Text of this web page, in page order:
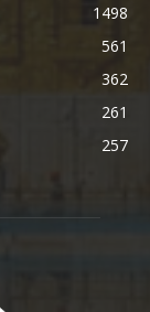
1498
561
362
261
257